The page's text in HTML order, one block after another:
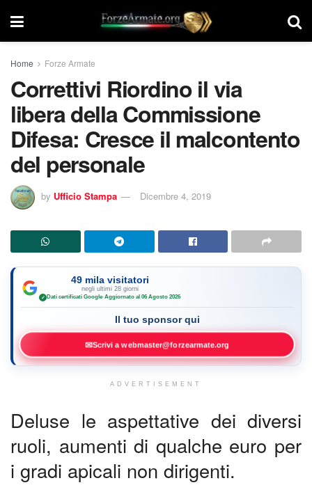
Home Forze Armate
Correttivi Riordino il via
libera della Commissione
Difesa: Cresce il malcontento
del personale
by Ufficio Stampa Dicembre 4, 2019
49 mila visitatori
negli ultimi 28 giorni
✓ Dati certificati Google·Aggiornato al 06 Agosto 2026
Il tuo sponsor qui
✉Scrivi a webmaster@forzearmate.org
ADVERTISEMENT
Deluse le aspettative dei diversi
ruoli, aumenti di qualche euro per
i gradi apicali non dirigenti.